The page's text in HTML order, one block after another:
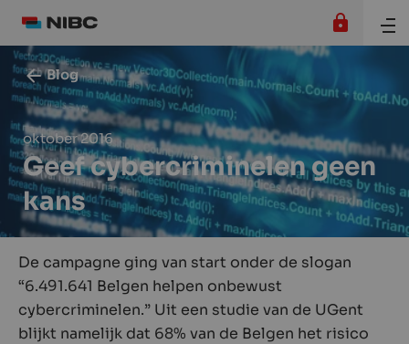
Blog
oktober 2016
Geef cybercriminelen geen
kans
De campagne ging van start onder de slogan
“6.491.641 Belgen helpen onbewust
cybercriminelen.” Uit een studie van de UGent
blijkt namelijk dat 68% van de Belgen het risico